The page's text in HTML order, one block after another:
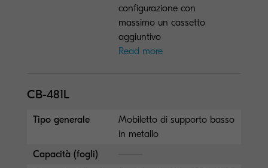
configurazione con
massimo un cassetto
aggiuntivo
Read more
CB-481L
Tipo generale
Mobiletto di supporto basso
in metallo
Capacità (fogli)